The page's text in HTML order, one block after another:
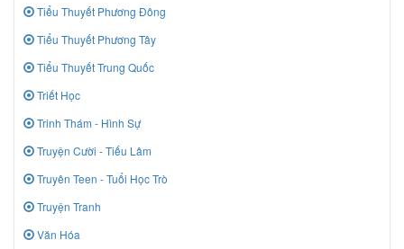
Tiểu Thuyết Phương Đông
Tiểu Thuyết Phương Tây
Tiểu Thuyết Trung Quốc
Triết Học
Trinh Thám - Hình Sự
Truyện Cười - Tiếu Lâm
Truyên Teen - Tuổi Học Trò
Truyện Tranh
Văn Hóa